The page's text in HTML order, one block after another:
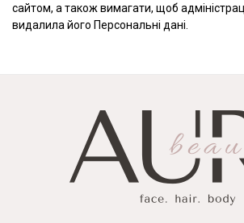
сайтом, а також вимагати, щоб
видалила його Персональні дані.